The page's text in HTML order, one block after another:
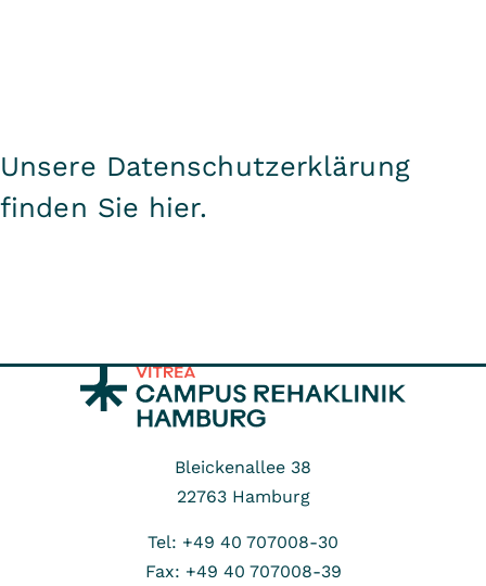
Unsere Datenschutzerklärung
finden Sie hier.
Bleickenallee 38
22763 Hamburg
Tel: +49 40 707008-30
Fax: +49 40 707008-39